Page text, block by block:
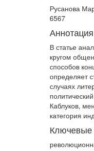
Русанова
6567
Аннотация
В статье
кругом
способов
определяет
случаях
Каблуков,
категория
Ключевые